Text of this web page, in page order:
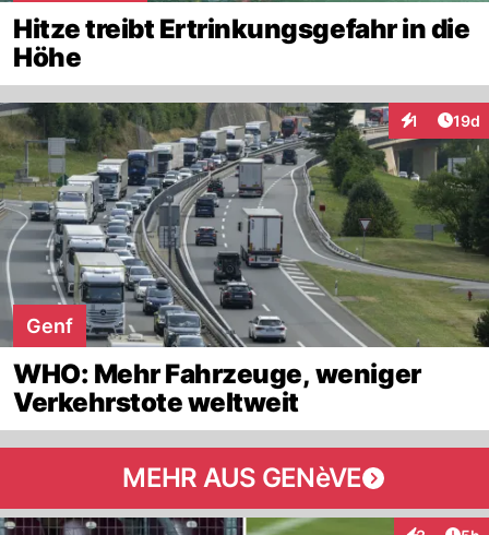
Hitze treibt Ertrinkungsgefahr in die
Höhe
1 19d
Genf
WHO: Mehr Fahrzeuge, weniger
Verkehrstote weltweit
MEHR AUS GENèVE